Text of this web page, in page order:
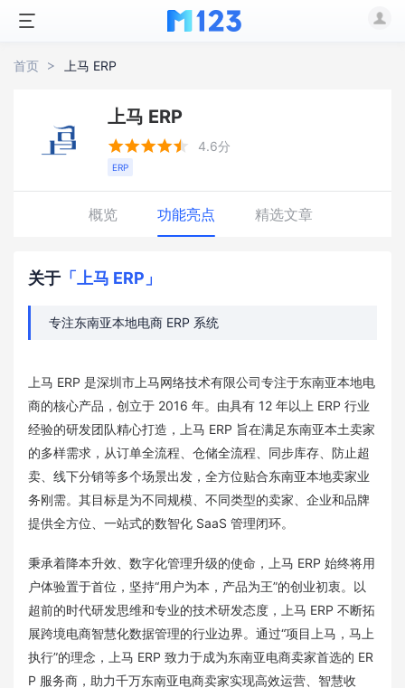
首页 上马 ERP
上马 ERP
 4.6分
ERP
概览 功能亮点 精选文章
关于 「上马 ERP」
专注东南亚本地电商 ERP 系统
上马 ERP 是深圳市上马网络技术有限公司专注于东南亚本地电
商的核心产品，创立于 2016 年。由具有 12 年以上 ERP 行业
经验的研发团队精心打造，上马 ERP 旨在满足东南亚本土卖家
的多样需求，从订单全流程、仓储全流程、同步库存、防止超
卖、线下分销等多个场景出发，全方位贴合东南亚本地卖家业
务刚需。其目标是为不同规模、不同类型的卖家、企业和品牌
提供全方位、一站式的数智化 SaaS 管理闭环。
秉承着降本升效、数字化管理升级的使命，上马 ERP 始终将用
户体验置于首位，坚持“用户为本，产品为王”的创业初衷。以
超前的时代研发思维和专业的技术研发态度，上马 ERP 不断拓
展跨境电商智慧化数据管理的行业边界。通过“项目上马，马上
执行”的理念，上马 ERP 致力于成为东南亚电商卖家首选的 ER
P 服务商，助力千万东南亚电商卖家实现高效运营、智慧收